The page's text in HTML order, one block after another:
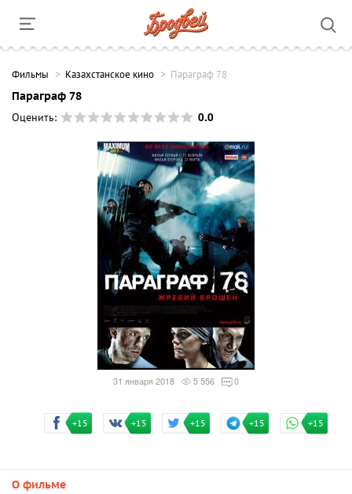
Фильмы Казахстанское кино Параграф 78
Параграф 78
Оценить:
0.0
31 января 2018 5 556 0
+15 +15 +15 +15 +15
О фильме